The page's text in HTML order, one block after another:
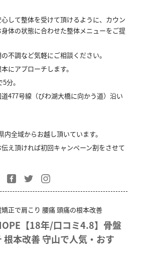
して整体を受けて頂けるように、カウン
体の状態に合わせた整体メニューをご提
不調など気軽にご相談ください。
にアプローチします。
分。
477号線（びわ湖大橋に向かう道）沿い
全域からお越し頂いています。
え頂ければ初回キャンペーン割をさせて
正で肩こり 腰痛 頭痛の根本改善
【18年/口コミ4.8】骨盤
本改善 守山で人気・おす